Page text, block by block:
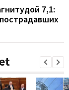
7,1: